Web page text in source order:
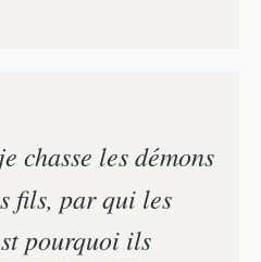
chasse les démons
fils, par qui les
pourquoi ils